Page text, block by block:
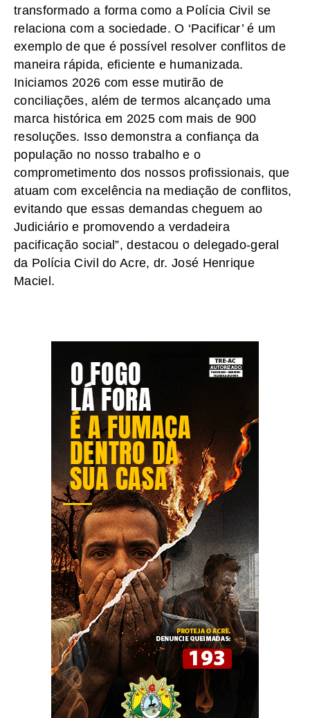
transformado a forma como a Polícia Civil se
relaciona com a sociedade. O ‘Pacificar’ é um
exemplo de que é possível resolver conflitos de
maneira rápida, eficiente e humanizada.
Iniciamos 2026 com esse mutirão de
conciliações, além de termos alcançado uma
marca histórica em 2025 com mais de 900
resoluções. Isso demonstra a confiança da
população no nosso trabalho e o
comprometimento dos nossos profissionais, que
atuam com excelência na mediação de conflitos,
evitando que essas demandas cheguem ao
Judiciário e promovendo a verdadeira
pacificação social”, destacou o delegado-geral
da Polícia Civil do Acre, dr. José Henrique
Maciel.